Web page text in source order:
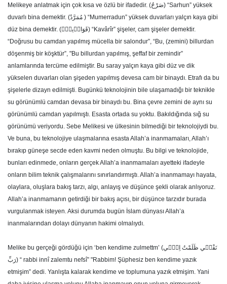
Melikeye anlatmak için çok kısa ve özlü bir ifadedir. (صَرْحٌ) “Sarhun” yüksek
duvarlı bina demektir. (مُمَرَّدٌ ) “Mumerradun” yüksek duvarları yalçın kaya gibi
düz bina demektir. (قَوَار۪يرَۜ) “Kavârîr” şişeler, cam şişeler demektir.
“Doğrusu bu camdan yapılmış mücella bir salondur”, “Bu, (zemini) billurdan
döşenmiş bir köşktür”, "Bu billurdan yapılmış, şeffaf bir zemindir”
anlamlarında tercüme edilmiştir. Bu saray yalçın kaya gibi düz ve dik
yükselen duvarları olan şişeden yapılmış devesa cam bir binaydı. Etrafı da bu
şişelerle dizayn edilmişti. Bugünkü teknolojinin bile ulaşamadığı bir teknikle
su görünümlü camdan devasa bir binaydı bu. Bina çevre zemini de aynı su
görünümlü camdan yapılmıştı. Esasta ortada su yoktu. Bakıldığında sığ su
görünümü veriyordu. Sebe Melikesi ve ülkesinin bilmediği bir teknolojiydi bu.
Ve buna, bu teknolojiye ulaşmalarına esasta Allah’a inanmamaları, Allah’ı
bırakıp güneşe secde eden kavmi neden olmuştu. Bu bilgi ve teknolojide,
bunları edinmede, onların gerçek Allah’a inanmamaları ayetteki ifadeyle
onların bilim teknik çalışmalarını sınırlandırmıştı. Allah’a inanmamayı hayata,
olaylara, oluşlara bakış tarzı, algı, anlayış ve düşünce şekli olarak anlıyoruz.
Allah’a inanmamanın getirdiği bir bakış açısı, bir düşünce tarzıdır burada
vurgulanmak isteyen. Aksi durumda bugün İslam dünyası Allah’a
inanmalarından dolayı dünyanın hakimi olmalıydı.
Melike bu gerçeği gördüğü için ‘ben kendime zulmettm’ (نَفْس۪ي ظَلَمْتُ اِنّ۪ي
رَبِّ) “ rabbi innî zalemtu nefsî” "Rabbim! Şüphesiz ben kendime yazık
etmişim” dedi. Yanlışta kalarak kendime ve toplumuna yazık etmişim. Yani